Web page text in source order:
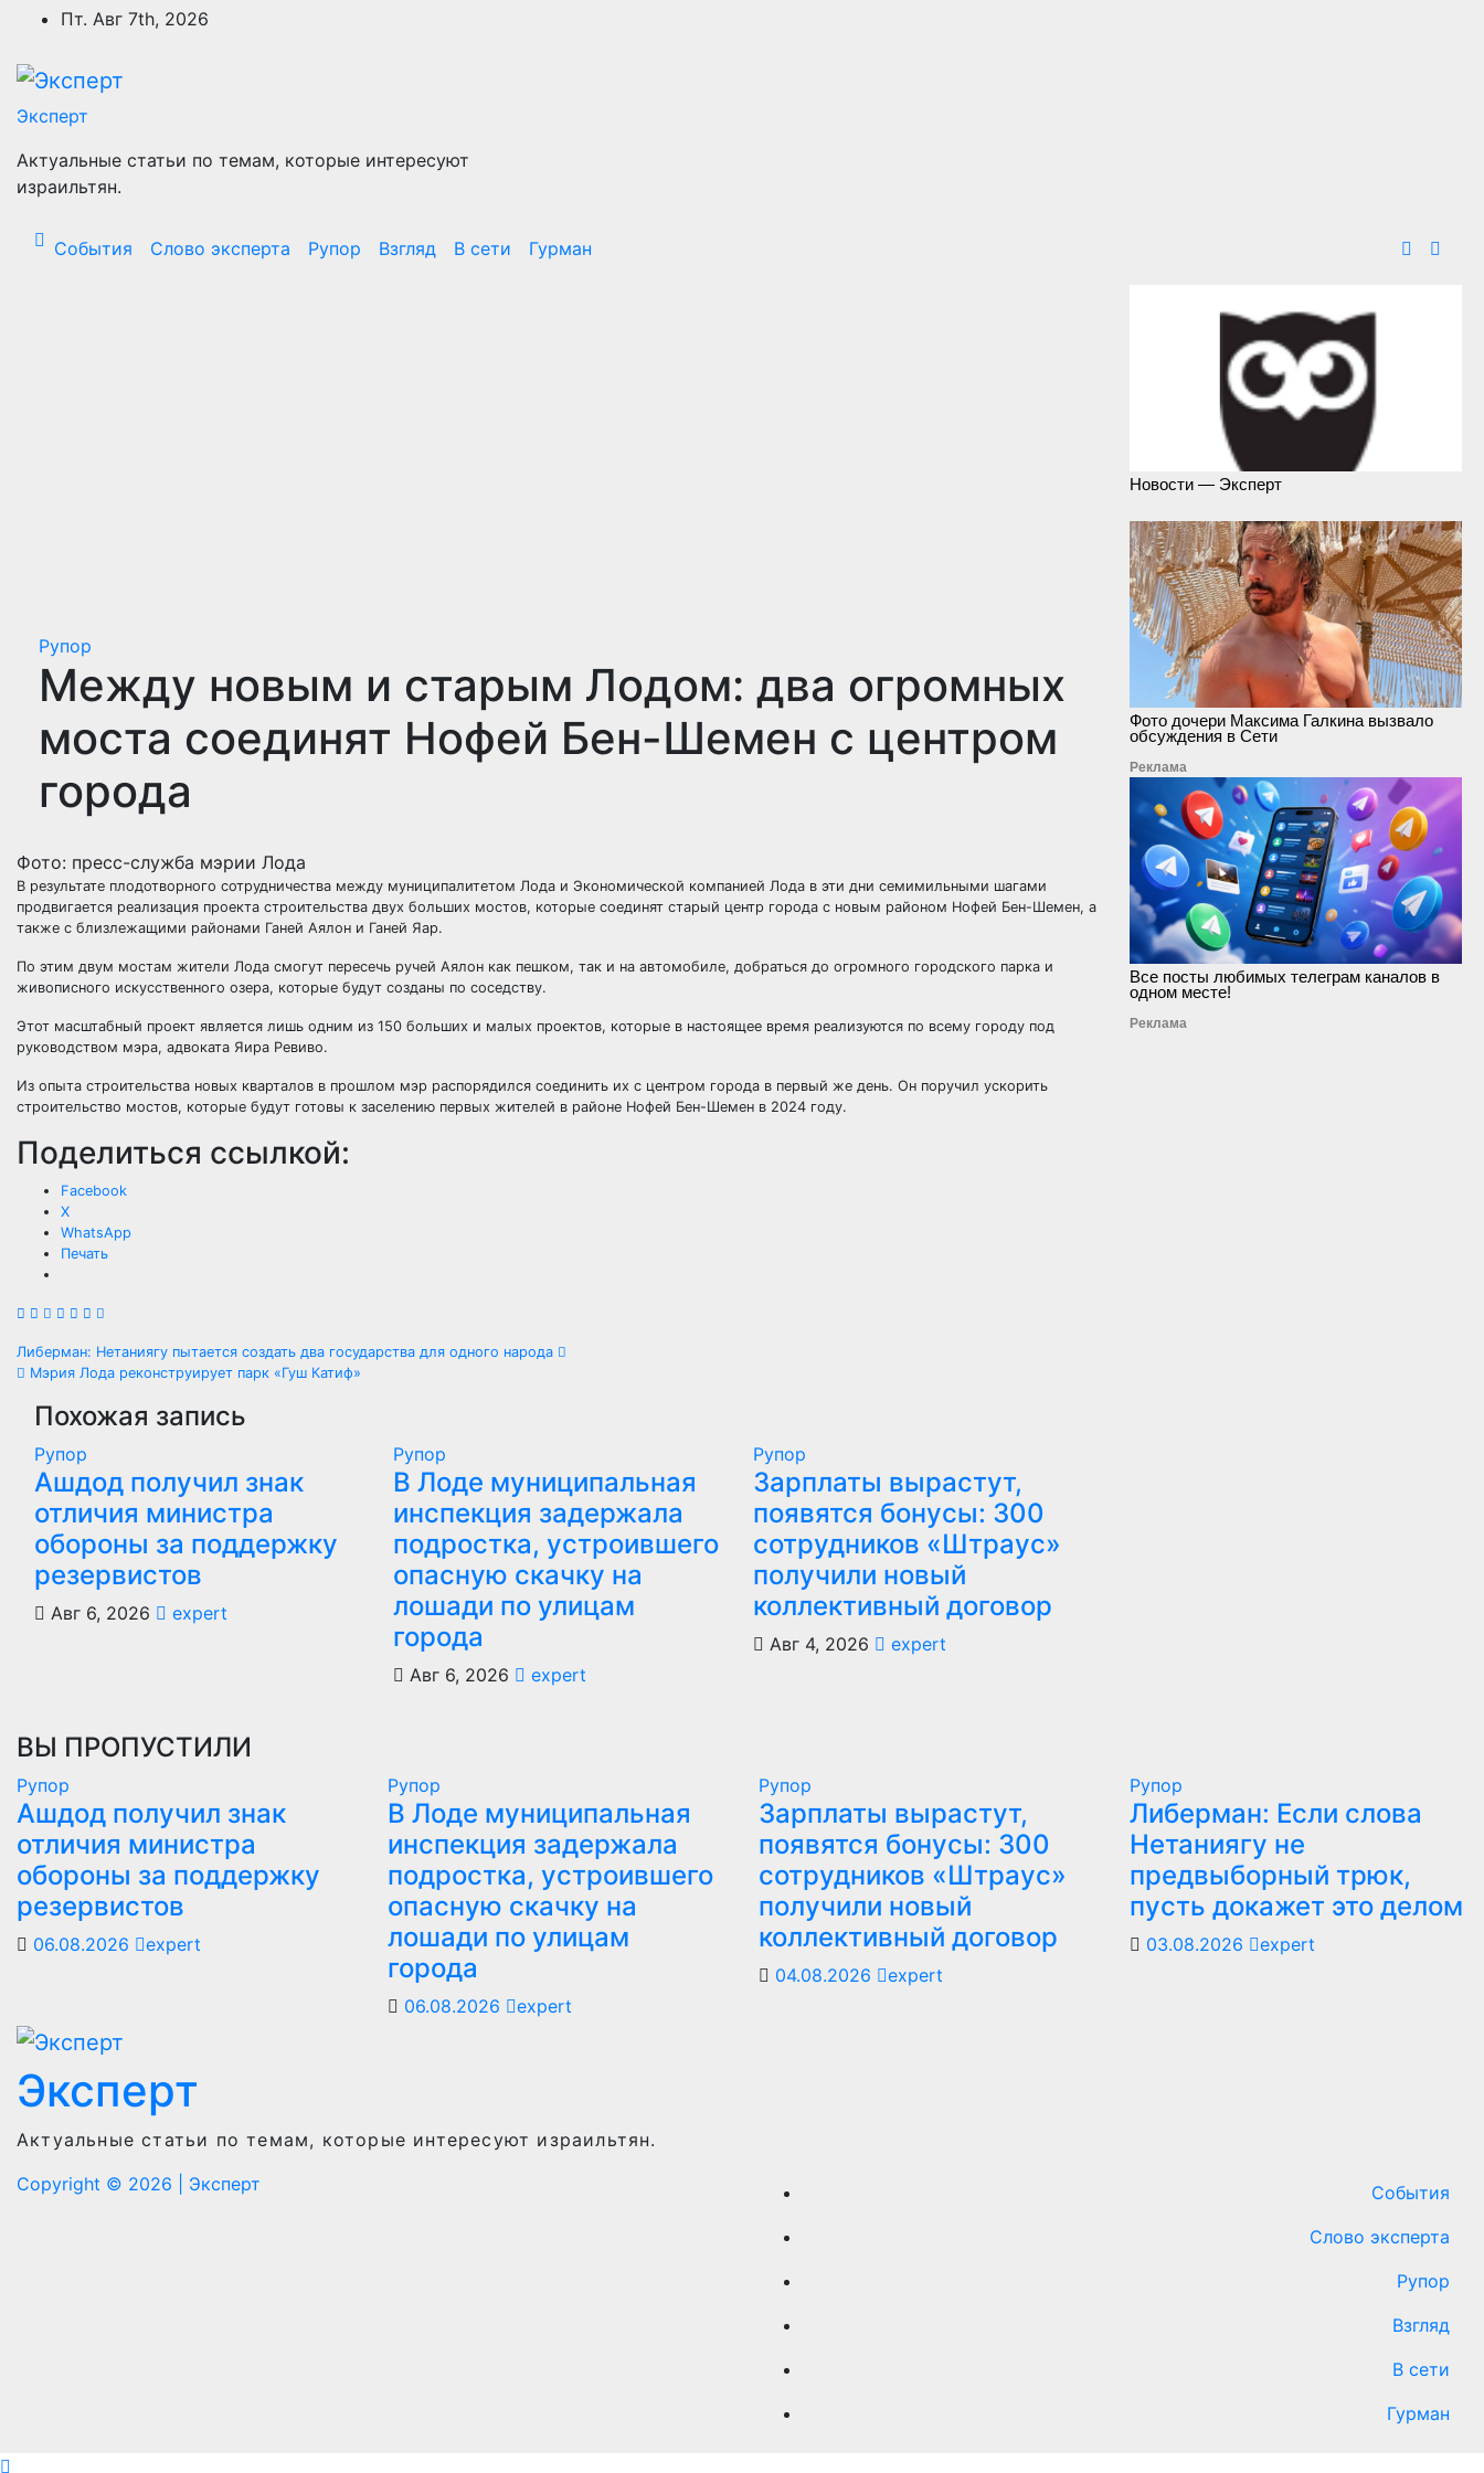
Перейти
содержимому
Пт. Авг 7th, 2026
Эксперт
Актуальные статьи по темам, которые интересуют
израильтян.
События Слово эксперта Рупор Взгляд В сети Гурман
Рупор
Между новым и старым Лодом: два огромных
моста соединят Нофей Бен-Шемен с центром
города
Фото: пресс-служба мэрии Лода
В результате плодотворного сотрудничества между муниципалитетом Лода и Экономической компанией Лода в эти дни семимильными шагами
продвигается реализация проекта строительства двух больших мостов, которые соединят старый центр города с новым районом Нофей Бен-Шемен, а
также с близлежащими районами Ганей Аялон и Ганей Яар.
По этим двум мостам жители Лода смогут пересечь ручей Аялон как пешком, так и на автомобиле, добраться до огромного городского парка и
живописного искусственного озера, которые будут созданы по соседству.
Этот масштабный проект является лишь одним из 150 больших и малых проектов, которые в настоящее время реализуются по всему городу под
руководством мэра, адвоката Яира Ревиво.
Из опыта строительства новых кварталов в прошлом мэр распорядился соединить их с центром города в первый же день. Он поручил ускорить
строительство мостов, которые будут готовы к заселению первых жителей в районе Нофей Бен-Шемен в 2024 году.
Поделиться ссылкой:
Facebook
X
WhatsApp
Печать
Навигация
по
записям
Либерман: Нетаниягу пытается создать два государства для одного народа
Мэрия Лода реконструирует парк «Гуш Катиф»
Похожая запись
Рупор
Ашдод получил знак
отличия министра
обороны за поддержку
резервистов
Авг 6, 2026 expert
Рупор
В Лоде муниципальная
инспекция задержала
подростка, устроившего
опасную скачку на
лошади по улицам
города
Авг 6, 2026 expert
Рупор
Зарплаты вырастут,
появятся бонусы: 300
сотрудников «Штраус»
получили новый
коллективный договор
Авг 4, 2026 expert
Новости — Эксперт
Фото дочери Максима Галкина вызвало
обсуждения в Сети
Реклама
Все посты любимых телеграм каналов в
одном месте!
Реклама
ВЫ ПРОПУСТИЛИ
Рупор
Ашдод получил знак
отличия министра
обороны за поддержку
резервистов
06.08.2026 expert
Рупор
В Лоде муниципальная
инспекция задержала
подростка, устроившего
опасную скачку на
лошади по улицам
города
06.08.2026 expert
Рупор
Зарплаты вырастут,
появятся бонусы: 300
сотрудников «Штраус»
получили новый
коллективный договор
04.08.2026 expert
Рупор
Либерман: Если слова
Нетаниягу не
предвыборный трюк,
пусть докажет это делом
03.08.2026 expert
Эксперт
Актуальные статьи по темам, которые интересуют израильтян.
Copyright © 2026
Эксперт
События
Слово эксперта
Рупор
Взгляд
В сети
Гурман